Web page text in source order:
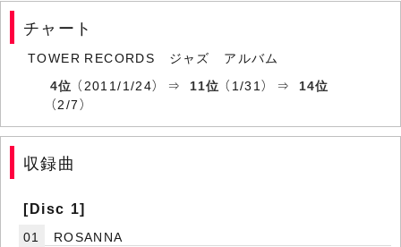
チャート
TOWER RECORDS ジャズ アルバム
4位 （2011/1/24） ⇒ 11位 （1/31） ⇒ 14位
（2/7）
収録曲
[Disc 1]
01
ROSANNA